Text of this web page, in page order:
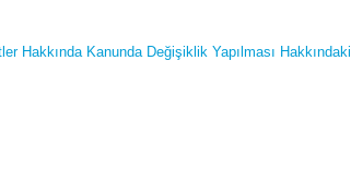
Hakkında Kanunda Değişiklik Yapılması Hakkındaki